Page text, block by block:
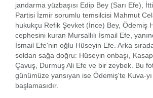
jandarma yüzbaşısı Edip Bey (Sarı Efe),
Partisi İzmir sorumlu temsilcisi Mahmut
hukukçu Refik Şevket (İnce) Bey, Ödemiş
cephesini kuran Mursallılı İsmail Efe,
İsmail Efe'nin oğlu Hüseyin Efe. Arka
soldan sağa doğru: Hüseyin onbaşı,
Çavuş, Durmuş Ali Efe ve bir zeybek. Bu
günümüze yansıyan ise Ödemiş'te Kuva-
başlamasıdır.